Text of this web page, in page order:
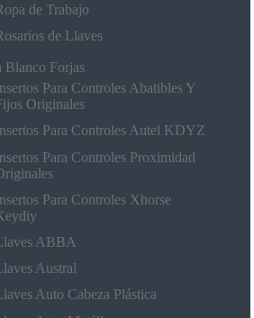
de Trabajo
de Llaves
Blanco Forjas
Para Controles Abatibles Y
Originales
Para Controles Autel KDYZ
Para Controles Proximidad
Para Controles Xhorse
ABBA
Austral
Auto Cabeza Plástica